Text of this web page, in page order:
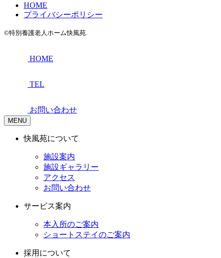
HOME
プライバシーポリシー
©特別養護老人ホーム快風苑.
HOME
TEL
お問い合わせ
MENU
快風苑について
施設案内
施設ギャラリー
アクセス
お問い合わせ
サービス案内
本入所のご案内
ショートステイのご案内
採用について